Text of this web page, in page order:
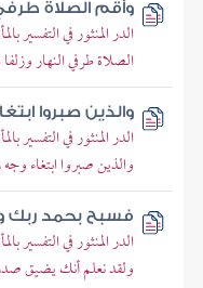
وأقم الصلاة
الدر المنثور في التفسير
الصلاة طرفي النهار
والذين صبروا
الدر المنثور في التفسير
والذين صبروا ابتغاء
فسبح بحمد ربك
الدر المنثور في التفسير
ولقد نعلم أنك يضيق